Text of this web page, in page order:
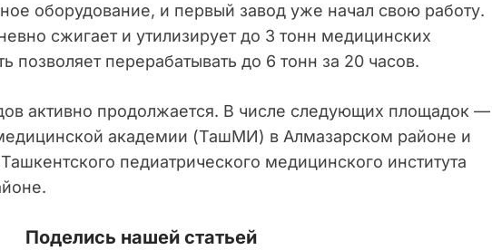
оборудование, и первый завод уже начал свою работу.
сжигает и утилизирует до 3 тонн медицинских
позволяет перерабатывать до 6 тонн за 20 часов.
активно продолжается. В числе следующих площадок —
академии (ТашМИ) в Алмазарском районе и
педиатрического медицинского института
Поделись нашей статьей